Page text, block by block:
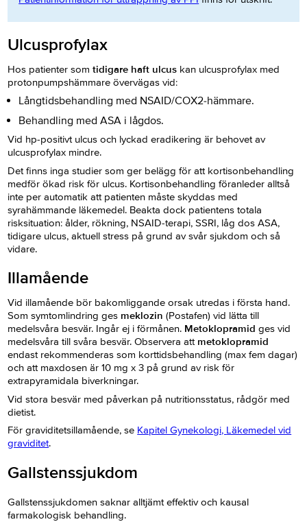
Ulcusprofylax
Hos patienter somtidigare haft ulcus kan ulcusprofylax med
protonpumpshämmare övervägas vid:
Långtidsbehandling med NSAID/COX2-hämmare.
Behandling med ASA i lågdos.
Vid hp-positivt ulcus och lyckad eradikering är behovet av
ulcusprofylax mindre.
Det finns inga studier som ger belägg för att kortisonbehandling
medför ökad risk för ulcus. Kortisonbehandling föranleder alltså
inte per automatik att patienten måste skyddas med
syrahämmande läkemedel. Beakta dock patientens totala
risksituation: ålder, rökning, NSAID-terapi, SSRI, låg dos ASA,
tidigare ulcus, aktuell stress på grund av svår sjukdom och så
vidare.
Illamående
Vid illamående bör bakomliggande orsak utredas i första hand.
Som symtomlindring ges meklozin(Postafen) vid lätta till
medelsvåra besvär. Ingår ej i förmånen. Metoklopramid ges vid
medelsvåra till svåra besvär. Observera att metoklopramid
endast rekommenderas som korttidsbehandling (max fem dagar)
och att maxdosen är 10 mg x 3 på grund av risk för
extrapyramidala biverkningar.
Vid stora besvär med påverkan på nutritionsstatus, rådgör med
dietist.
För graviditetsillamående, se Kapitel Gynekologi, Läkemedel vid
graviditet.
Gallstenssjukdom
Gallstenssjukdomen saknar alltjämt effektiv och kausal
farmakologisk behandling.